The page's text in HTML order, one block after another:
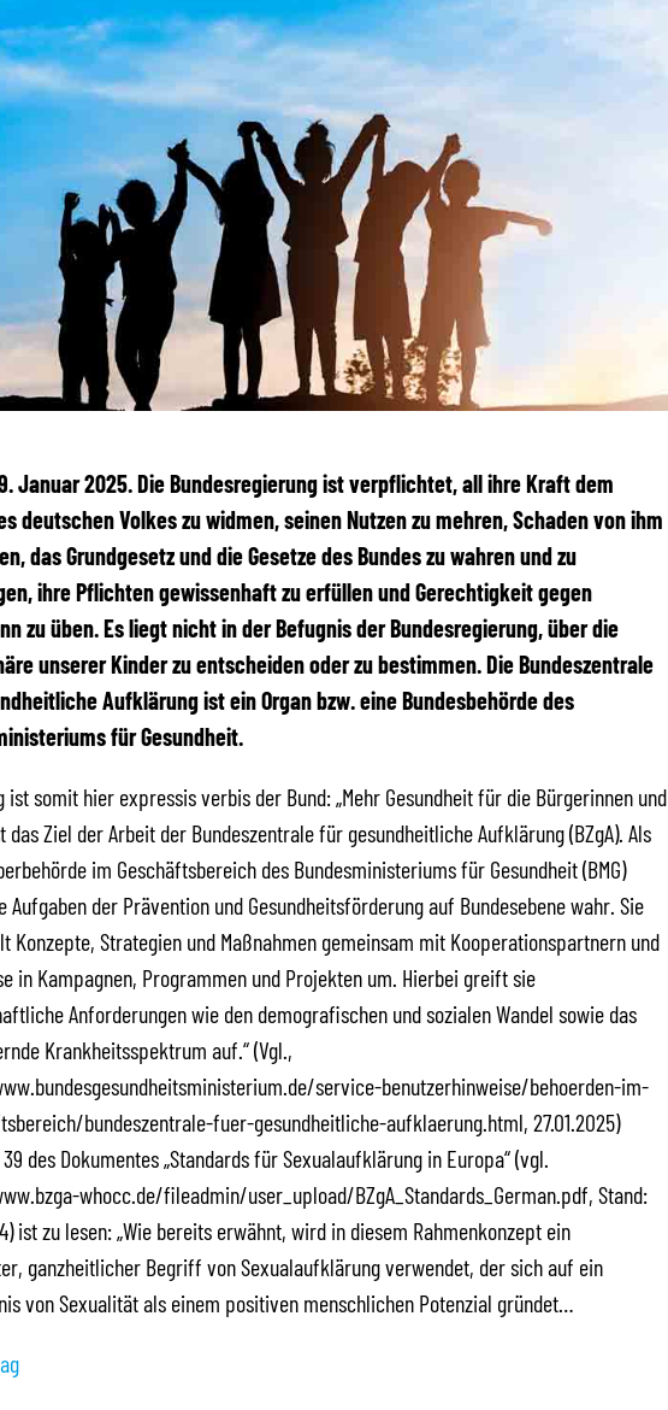
Januar 2025. Die Bundesregierung ist verpflichtet, all ihre Kraft dem
deutschen Volkes zu widmen, seinen Nutzen zu mehren, Schaden von ihm
das Grundgesetz und die Gesetze des Bundes zu wahren und zu
ihre Pflichten gewissenhaft zu erfüllen und Gerechtigkeit gegen
zu üben. Es liegt nicht in der Befugnis der Bundesregierung, über die
unserer Kinder zu entscheiden oder zu bestimmen. Die Bundeszentrale
Aufklärung ist ein Organ bzw. eine Bundesbehörde des
für Gesundheit.
ist somit hier expressis verbis der Bund: „Mehr Gesundheit für die Bürgerinnen und
das Ziel der Arbeit der Bundeszentrale für gesundheitliche Aufklärung (BZgA). Als
im Geschäftsbereich des Bundesministeriums für Gesundheit (BMG)
Aufgaben der Prävention und Gesundheitsförderung auf Bundesebene wahr. Sie
Konzepte, Strategien und Maßnahmen gemeinsam mit Kooperationspartnern und
in Kampagnen, Programmen und Projekten um. Hierbei greift sie
Anforderungen wie den demografischen und sozialen Wandel sowie das
Krankheitsspektrum auf.“ (Vgl.,
service-benutzerhinweise/behoerden-im-
bundeszentrale-fuer-gesundheitliche-aufklaerung.html, 27.01.2025)
des Dokumentes „Standards für Sexualaufklärung in Europa“ (vgl.
whocc.de/fileadmin/user_upload/BZgA_Standards_German.pdf, Stand:
ist zu lesen: „Wie bereits erwähnt, wird in diesem Rahmenkonzept ein
ganzheitlicher Begriff von Sexualaufklärung verwendet, der sich auf ein
von Sexualität als einem positiven menschlichen Potenzial gründet…